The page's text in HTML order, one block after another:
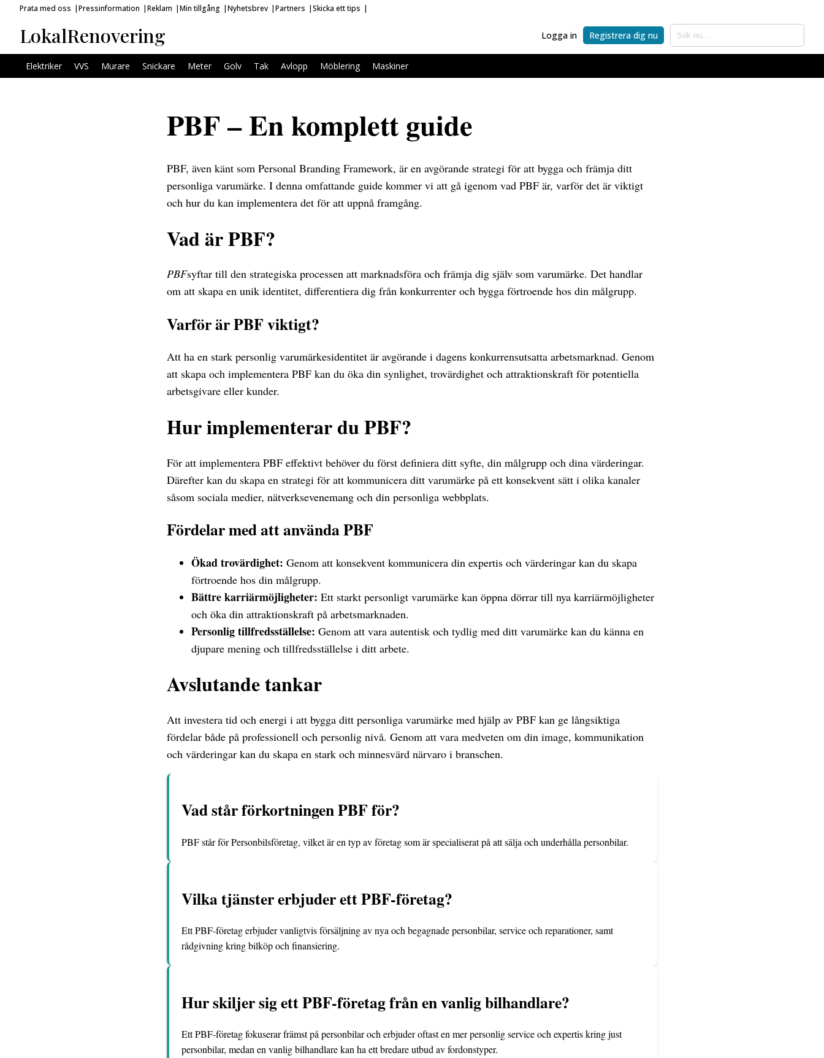
Prata med oss Pressinformation Reklam Min tillgång Nyhetsbrev Partners Skicka ett tips
LokalRenovering Logga in Registrera dig nu
Elektriker VVS Murare Snickare Meter Golv Tak Avlopp Möblering Maskiner
PBF – En komplett guide
PBF, även känt som Personal Branding Framework, är en avgörande strategi för att bygga och främja ditt
personliga varumärke. I denna omfattande guide kommer vi att gå igenom vad PBF är, varför det är viktigt
och hur du kan implementera det för att uppnå framgång.
Vad är PBF?
PBFsyftar till den strategiska processen att marknadsföra och främja dig själv som varumärke. Det handlar
om att skapa en unik identitet, differentiera dig från konkurrenter och bygga förtroende hos din målgrupp.
Varför är PBF viktigt?
Att ha en stark personlig varumärkesidentitet är avgörande i dagens konkurrensutsatta arbetsmarknad. Genom
att skapa och implementera PBF kan du öka din synlighet, trovärdighet och attraktionskraft för potentiella
arbetsgivare eller kunder.
Hur implementerar du PBF?
För att implementera PBF effektivt behöver du först definiera ditt syfte, din målgrupp och dina värderingar.
Därefter kan du skapa en strategi för att kommunicera ditt varumärke på ett konsekvent sätt i olika kanaler
såsom sociala medier, nätverksevenemang och din personliga webbplats.
Fördelar med att använda PBF
Ökad trovärdighet: Genom att konsekvent kommunicera din expertis och värderingar kan du skapa
förtroende hos din målgrupp.
Bättre karriärmöjligheter: Ett starkt personligt varumärke kan öppna dörrar till nya karriärmöjligheter
och öka din attraktionskraft på arbetsmarknaden.
Personlig tillfredsställelse: Genom att vara autentisk och tydlig med ditt varumärke kan du känna en
djupare mening och tillfredsställelse i ditt arbete.
Avslutande tankar
Att investera tid och energi i att bygga ditt personliga varumärke med hjälp av PBF kan ge långsiktiga
fördelar både på professionell och personlig nivå. Genom att vara medveten om din image, kommunikation
och värderingar kan du skapa en stark och minnesvärd närvaro i branschen.
Vad står förkortningen PBF för?
PBF står för Personbilsföretag, vilket är en typ av företag som är specialiserat på att sälja och underhålla personbilar.
Vilka tjänster erbjuder ett PBF-företag?
Ett PBF-företag erbjuder vanligtvis försäljning av nya och begagnade personbilar, service och reparationer, samt
rådgivning kring bilköp och finansiering.
Hur skiljer sig ett PBF-företag från en vanlig bilhandlare?
Ett PBF-företag fokuserar främst på personbilar och erbjuder oftast en mer personlig service och expertis kring just
personbilar, medan en vanlig bilhandlare kan ha ett bredare utbud av fordonstyper.